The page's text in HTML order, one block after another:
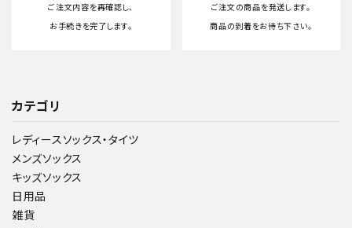
ご注文内容を再確認し、
お手続きを完了します。
ご注文の商品を発送します。
商品の到着をお待ち下さい。
カテゴリ
レディースソックス・タイツ
メンズソックス
キッズソックス
日用品
雑貨